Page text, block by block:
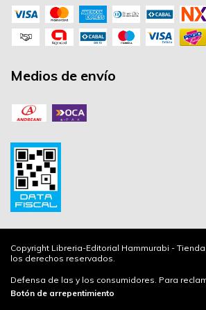
Medios de envío
Copyright Libreria-Editorial Hammurabi -
los derechos reservados.
Defensa de las y los consumidores. Para
Botón de arrepentimiento